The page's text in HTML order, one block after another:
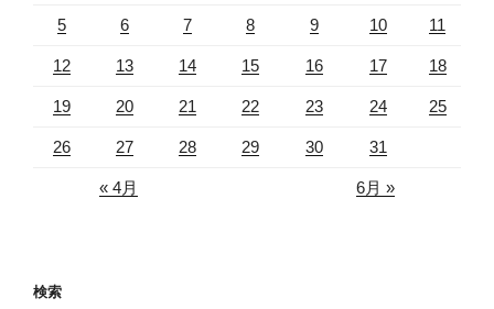
5 6 7 8 9 10 11
12 13 14 15 16 17 18
19 20 21 22 23 24 25
26 27 28 29 30 31
« 4月 6月 »
検索